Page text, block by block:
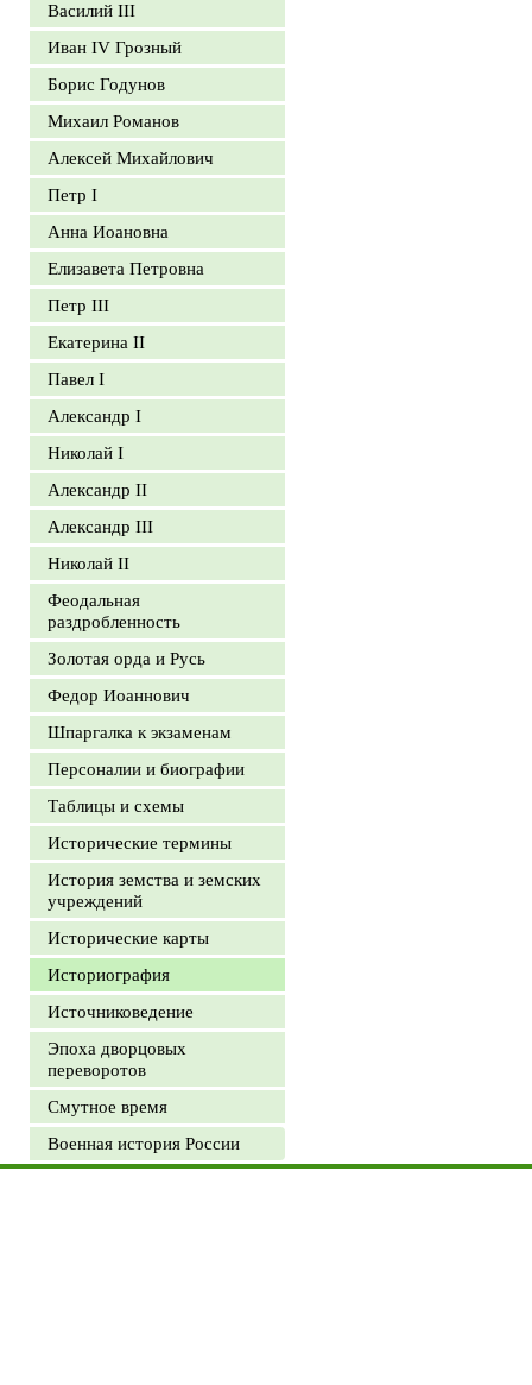
Василий III
Иван IV Грозный
Борис Годунов
Михаил Романов
Алексей Михайлович
Петр I
Анна Иоановна
Елизавета Петровна
Петр III
Екатерина II
Павел I
Александр I
Николай I
Александр II
Александр III
Николай II
Феодальная
раздробленность
Золотая орда и Русь
Федор Иоаннович
Шпаргалка к экзаменам
Персоналии и биографии
Таблицы и схемы
Исторические термины
История земства и земских
учреждений
Исторические карты
Историография
Источниковедение
Эпоха дворцовых
переворотов
Смутное время
Военная история России